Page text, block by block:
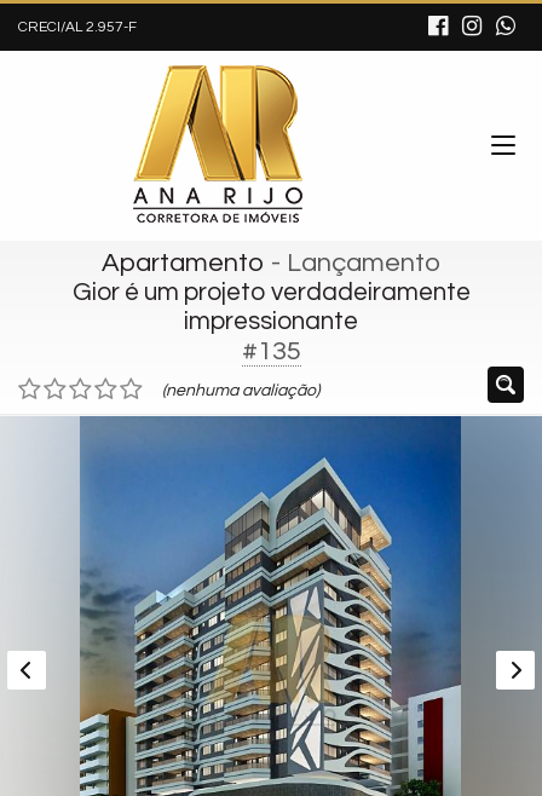
CRECI/AL 2.957-F
Apartamento - Lançamento
Gior é um projeto verdadeiramente
impressionante
#135
(nenhuma avaliação)